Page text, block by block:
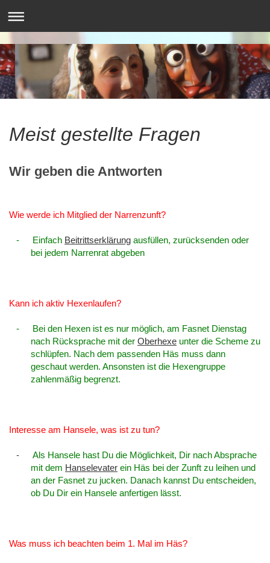
Meist gestellte Fragen
Wir geben die Antworten
Wie werde ich Mitglied der Narrenzunft?
- Einfach Beitrittserklärung ausfüllen, zurücksenden oder
bei jedem Narrenrat abgeben
Kann ich aktiv Hexenlaufen?
-
Bei den Hexen ist es nur möglich, am Fasnet Dienstag
nach Rücksprache mit der Oberhexe unter die Scheme zu
schlüpfen. Nach dem passenden Häs muss dann
geschaut werden. Ansonsten ist die Hexengruppe
zahlenmäßig begrenzt.
Interesse am Hansele, was ist zu tun?
-
Als Hansele hast Du die Möglichkeit, Dir nach Absprache
mit dem Hanselevater ein Häs bei der Zunft zu leihen und
an der Fasnet zu jucken. Danach kannst Du entscheiden,
ob Du Dir ein Hansele anfertigen lässt.
Was muss ich beachten beim 1. Mal im Häs?